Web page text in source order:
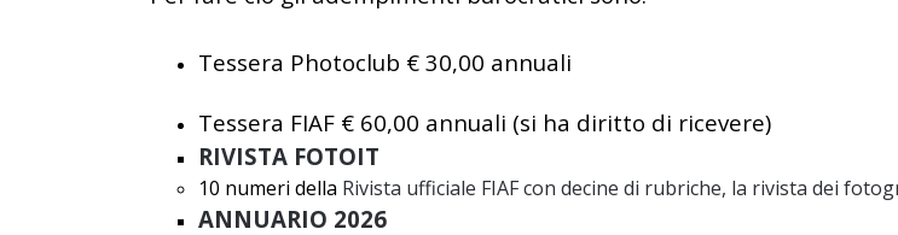
Tessera Photoclub € 30,00 annuali
Tessera FIAF € 60,00 annuali (si ha diritto di ricevere)
RIVISTA FOTOIT
10 numeri della Rivista ufficiale FIAFcon decine di rubriche, la rivista dei
ANNUARIO 2026